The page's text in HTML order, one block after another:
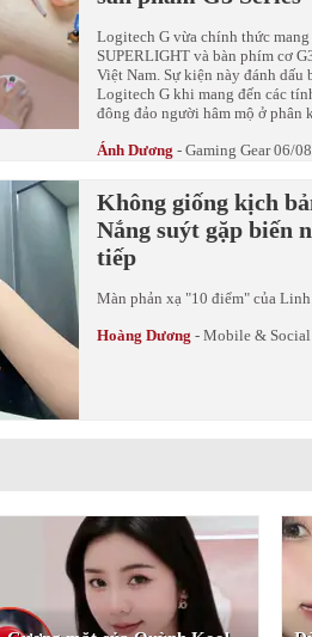
Logitech G vừa chính thức
SUPERLIGHT và bàn phím cơ
Việt Nam. Sự kiện này đánh dấu
Logitech G khi mang đến các
đông đảo người hâm mộ ở phân
Ánh Dương - Gaming Gear06/
Không giống kịch
Nắng suýt gặp biến
tiếp
Màn phản xạ "10 điểm" của
Hoàng Dương - Mobile & Social